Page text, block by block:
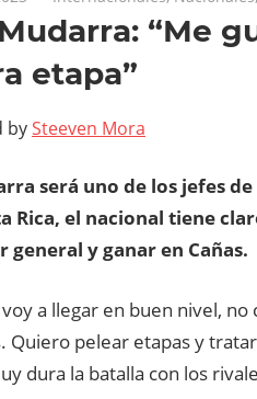
“Me
etapa”
bySteeven Mora
será uno de los jefes
Rica, el nacional tiene
y ganar en Cañas.
voy a llegar en buen nivel,
Quiero pelear etapas y
dura la batalla con los